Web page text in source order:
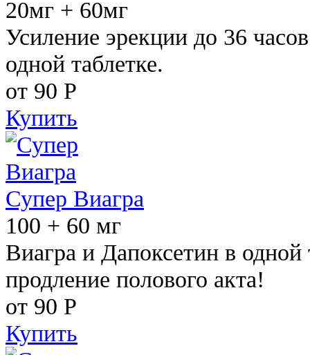
20мг + 60мг
Усиление эрекции до 36
одной таблетке.
от 90 Р
Купить
Супер Виагра
100 + 60 мг
Виагра и Дапоксетин в одной
продление полового акта!
от 90 Р
Купить